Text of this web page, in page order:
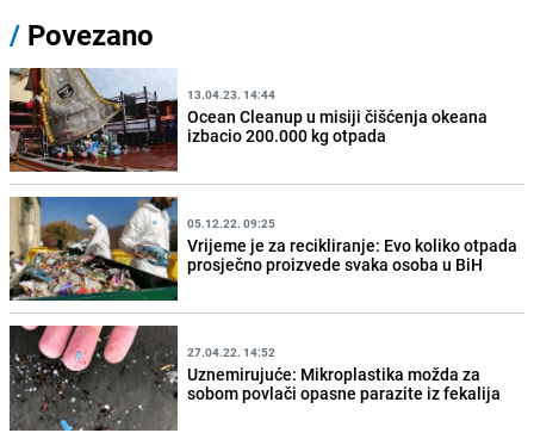
/ Povezano
13.04.23. 14:44
Ocean Cleanup u misiji čišćenja okeana
izbacio 200.000 kg otpada
05.12.22. 09:25
Vrijeme je za recikliranje: Evo koliko otpada
prosječno proizvede svaka osoba u BiH
27.04.22. 14:52
Uznemirujuće: Mikroplastika možda za
sobom povlači opasne parazite iz fekalija